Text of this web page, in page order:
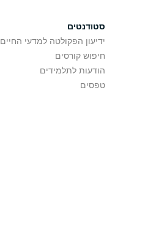
סטודנטים
ידיעון הפקולטה למדעי החיים
חיפוש קורסים
הודעות לתלמידים
טפסים